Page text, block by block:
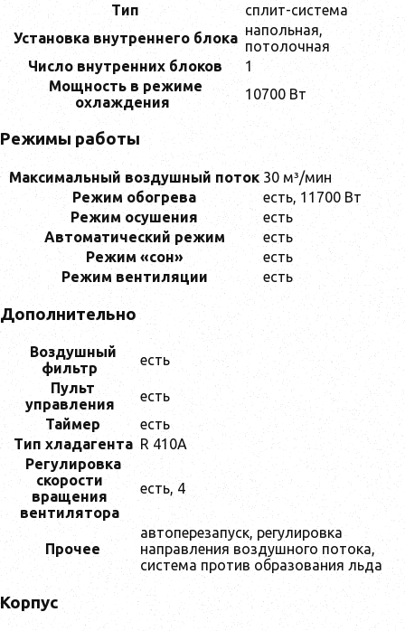
Тип
сплит-система
Установка внутреннего блока напольная,
потолочная
Число внутренних блоков
1
Мощность в режиме
охлаждения
10700 Вт
Режимы работы
Максимальный воздушный поток 30 м³/мин
Режим обогрева
есть, 11700 Вт
Режим осушения
есть
Автоматический режим
есть
Режим «сон»
есть
Режим вентиляции
есть
Дополнительно
Воздушный
фильтр
есть
Пульт
управления
есть
Таймер
есть
Тип хладагента R 410A
Регулировка
скорости
вращения
вентилятора
есть, 4
Прочее
автоперезапуск, регулировка
направления воздушного потока,
система против образования льда
Корпус